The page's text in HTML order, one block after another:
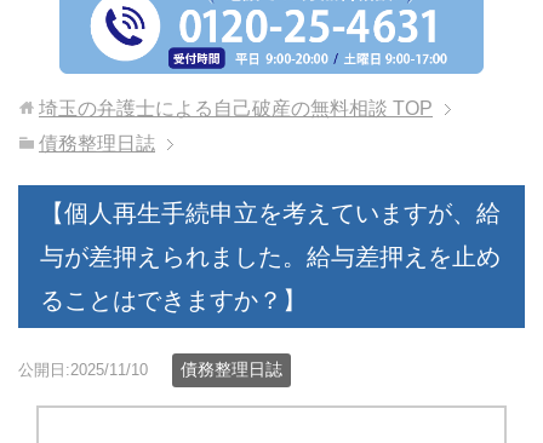
埼玉の弁護士による自己破産の無料相談 TOP
債務整理日誌
【個人再生手続申立を考えていますが、給
与が差押えられました。給与差押えを止め
ることはできますか？】
公開日:2025/11/10 債務整理日誌